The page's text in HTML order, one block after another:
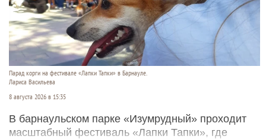
Парад корги на фестивале «Лапки Тапки» в Барнауле.
Лариса Васильева
8 августа 2026 в 15:35
В барнаульском парке «Изумрудный» проходит
масштабный фестиваль «Лапки Тапки», где